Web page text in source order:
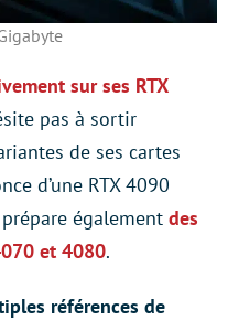
sur ses RTX
pas à sortir
de ses cartes
d’une RTX 4090
également des
et 4080.
références de